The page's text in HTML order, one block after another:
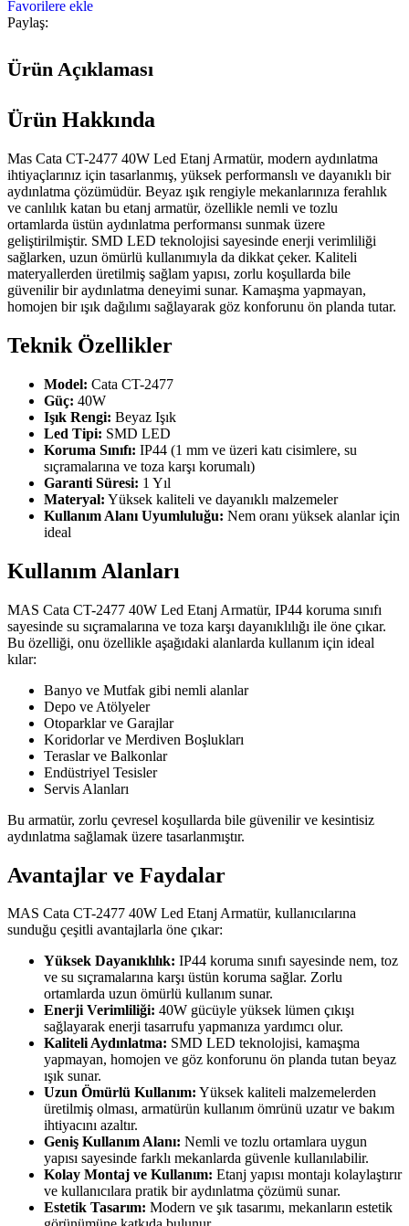
Favorilere ekle
Paylaş:
Ürün Açıklaması
Ürün Hakkında
Mas Cata CT-2477 40W Led Etanj Armatür, modern aydınlatma
ihtiyaçlarınız için tasarlanmış, yüksek performanslı ve dayanıklı bir
aydınlatma çözümüdür. Beyaz ışık rengiyle mekanlarınıza ferahlık
ve canlılık katan bu etanj armatür, özellikle nemli ve tozlu
ortamlarda üstün aydınlatma performansı sunmak üzere
geliştirilmiştir. SMD LED teknolojisi sayesinde enerji verimliliği
sağlarken, uzun ömürlü kullanımıyla da dikkat çeker. Kaliteli
materyallerden üretilmiş sağlam yapısı, zorlu koşullarda bile
güvenilir bir aydınlatma deneyimi sunar. Kamaşma yapmayan,
homojen bir ışık dağılımı sağlayarak göz konforunu ön planda tutar.
Teknik Özellikler
Model: Cata CT-2477
Güç: 40W
Işık Rengi: Beyaz Işık
Led Tipi: SMD LED
Koruma Sınıfı: IP44 (1 mm ve üzeri katı cisimlere, su
sıçramalarına ve toza karşı korumalı)
Garanti Süresi: 1 Yıl
Materyal: Yüksek kaliteli ve dayanıklı malzemeler
Kullanım Alanı Uyumluluğu: Nem oranı yüksek alanlar için
ideal
Kullanım Alanları
MAS Cata CT-2477 40W Led Etanj Armatür, IP44 koruma sınıfı
sayesinde su sıçramalarına ve toza karşı dayanıklılığı ile öne çıkar.
Bu özelliği, onu özellikle aşağıdaki alanlarda kullanım için ideal
kılar:
Banyo ve Mutfak gibi nemli alanlar
Depo ve Atölyeler
Otoparklar ve Garajlar
Koridorlar ve Merdiven Boşlukları
Teraslar ve Balkonlar
Endüstriyel Tesisler
Servis Alanları
Bu armatür, zorlu çevresel koşullarda bile güvenilir ve kesintisiz
aydınlatma sağlamak üzere tasarlanmıştır.
Avantajlar ve Faydalar
MAS Cata CT-2477 40W Led Etanj Armatür, kullanıcılarına
sunduğu çeşitli avantajlarla öne çıkar:
Yüksek Dayanıklılık: IP44 koruma sınıfı sayesinde nem, toz
ve su sıçramalarına karşı üstün koruma sağlar. Zorlu
ortamlarda uzun ömürlü kullanım sunar.
Enerji Verimliliği: 40W gücüyle yüksek lümen çıkışı
sağlayarak enerji tasarrufu yapmanıza yardımcı olur.
Kaliteli Aydınlatma: SMD LED teknolojisi, kamaşma
yapmayan, homojen ve göz konforunu ön planda tutan beyaz
ışık sunar.
Uzun Ömürlü Kullanım: Yüksek kaliteli malzemelerden
üretilmiş olması, armatürün kullanım ömrünü uzatır ve bakım
ihtiyacını azaltır.
Geniş Kullanım Alanı: Nemli ve tozlu ortamlara uygun
yapısı sayesinde farklı mekanlarda güvenle kullanılabilir.
Kolay Montaj ve Kullanım: Etanj yapısı montajı kolaylaştırır
ve kullanıcılara pratik bir aydınlatma çözümü sunar.
Estetik Tasarım: Modern ve şık tasarımı, mekanların estetik